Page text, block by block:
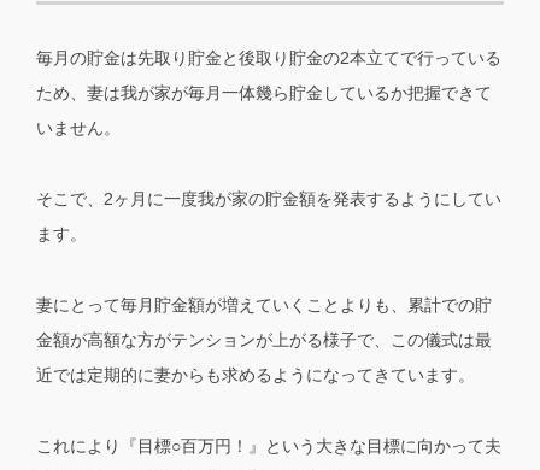
毎月の貯金は先取り貯金と後取り貯金の2本立てで行っている
ため、妻は我が家が毎月一体幾ら貯金しているか把握できて
いません。
そこで、2ヶ月に一度我が家の貯金額を発表するようにしてい
ます。
妻にとって毎月貯金額が増えていくことよりも、累計での貯
金額が高額な方がテンションが上がる様子で、この儀式は最
近では定期的に妻からも求めるようになってきています。
これにより『目標○百万円！』という大きな目標に向かって夫